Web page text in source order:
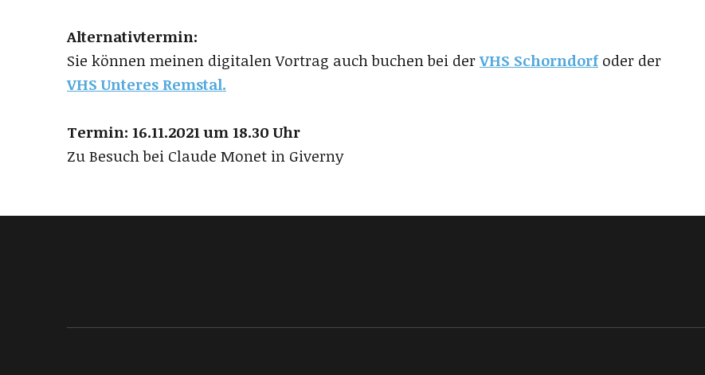
Alternativtermin:
Sie können meinen digitalen Vortrag auch buchen bei derVHS Schorndorfoder der
VHS Unteres Remstal.
Termin: 16.11.2021 um 18.30 Uhr
Zu Besuch bei Claude Monet in Giverny